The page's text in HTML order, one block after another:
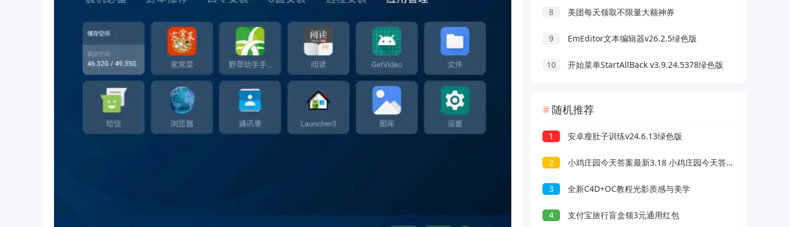
8 美团每天领取不限量大额神券
9 EmEditor文本编辑器v26.2.5绿色版
10 开始菜单StartAllBack v3.9.24.5378绿色版
随机推荐
1 安卓瘦肚子训练v24.6.13绿色版
2 小鸡庄园今天答案最新3.18 小鸡庄园今天答题答案最新3月18号
3 全新C4D+OC教程光影质感与美学
4 支付宝旅行盲盒领3元通用红包